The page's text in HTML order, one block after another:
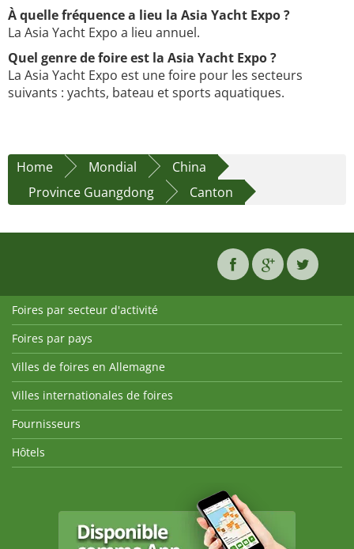
À quelle fréquence a lieu la Asia Yacht Expo ?
La Asia Yacht Expo a lieu annuel.
Quel genre de foire est la Asia Yacht Expo ?
La Asia Yacht Expo est une foire pour les secteurs
suivants : yachts, bateau et sports aquatiques.
Home Mondial
China
Province Guangdong
Canton
Foires par secteur d'activité
Foires par pays
Villes de foires en Allemagne
Villes internationales de foires
Fournisseurs
Hôtels